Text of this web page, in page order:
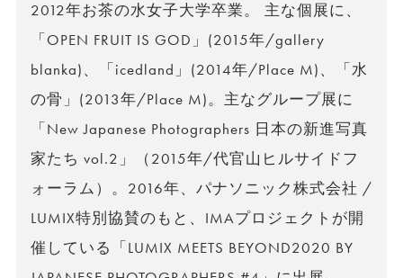
2012年お茶の水女子大学卒業。 主な個展に、
「OPEN FRUIT IS GOD」(2015年/gallery
blanka)、「icedland」(2014年/Place M)、「水
の骨」(2013年/Place M)。主なグループ展に
「New Japanese Photographers 日本の新進写真
家たち vol.2」（2015年/代官山ヒルサイドフ
ォーラム）。2016年、パナソニック株式会社 /
LUMIX特別協賛のもと、IMAプロジェクトが開
催している「LUMIX MEETS BEYOND2020 BY